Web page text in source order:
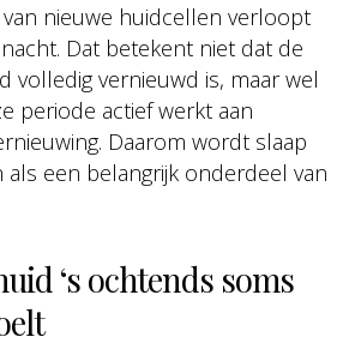
nieuwe huidcellen verloopt
Dat betekent niet dat de
volledig vernieuwd is, maar wel
periode actief werkt aan
Daarom wordt slaap
als een belangrijk onderdeel van
‘s ochtends soms